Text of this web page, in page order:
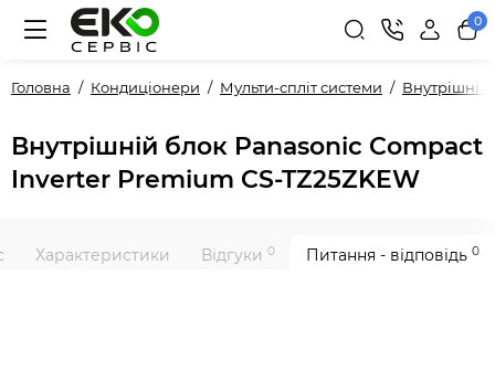
0
Головна Кондиціонери Мульти-спліт системи Внутрішні
Внутрішній блок Panasonic Compact
Inverter Premium CS-TZ25ZKEW
Характеристики Відгуки 0 Питання - відповідь 0